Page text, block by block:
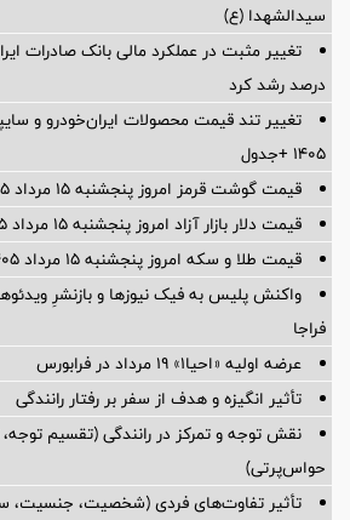
سیدالشهدا (ع)
درصد رشد کرد
۱۴۰۵ +جدول
قیمت گوشت قرمز امروز پنجشنبه ۱۵ مرداد ۱۴۰۵ +جدول
قیمت دلار بازار آزاد امروز پنجشنبه ۱۵ مرداد ۱۴۰۵ +جدول
قیمت طلا و سکه امروز پنجشنبه ۱۵ مرداد ۱۴۰۵
واکنش پلیس به فیک نیوزها و بازنشرِ
فراجا
عرضه اولیه «احیا۱» ۱۹ مرداد در فرابورس
تأثیر انگیزه و هدف از سفر بر رفتار رانندگی
نقش توجه و تمرکز در رانندگی (تقسیم توجه،
حواس‌پرتی)
تأثیر تفاوت‌های فردی (شخصیت، جنسیت،